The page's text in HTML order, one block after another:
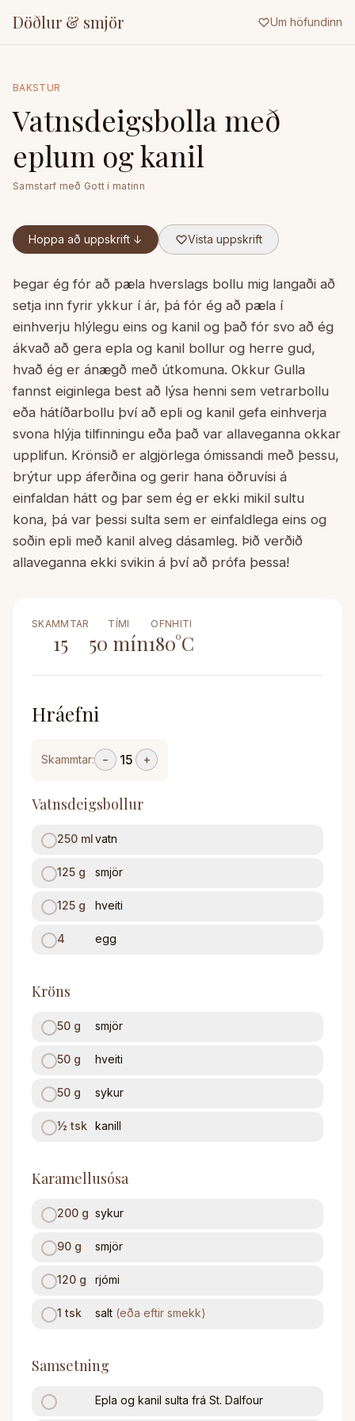
Döðlur & smjör Um höfundinn
BAKSTUR
Vatnsdeigsbolla með
eplum og kanil
Samstarf með Gott í matinn
Hoppa að uppskrift ↓ Vista uppskrift
Þegar ég fór að pæla hverslags bollu mig langaði að
setja inn fyrir ykkur í ár, þá fór ég að pæla í
einhverju hlýlegu eins og kanil og það fór svo að ég
ákvað að gera epla og kanil bollur og herre gud,
hvað ég er ánægð með útkomuna. Okkur Gulla
fannst eiginlega best að lýsa henni sem vetrarbollu
eða hátíðarbollu því að epli og kanil gefa einhverja
svona hlýja tilfinningu eða það var allaveganna okkar
upplifun. Krönsið er algjörlega ómissandi með þessu,
brýtur upp áferðina og gerir hana öðruvísi á
einfaldan hátt og þar sem ég er ekki mikil sultu
kona, þá var þessi sulta sem er einfaldlega eins og
soðin epli með kanil alveg dásamleg. Þið verðið
allaveganna ekki svikin á því að prófa þessa!
SKAMMTAR
15
TÍMI
50 mín
OFNHITI
180°C
Hráefni
Skammtar: − 15 +
Vatnsdeigsbollur
250 mlvatn
125 g smjör
125 g hveiti
4 egg
Kröns
50 g smjör
50 g hveiti
50 g sykur
½ tsk kanill
Karamellusósa
200 g sykur
90 g smjör
120 g rjómi
1 tsk salt (eða eftir smekk)
Samsetning
Epla og kanil sulta frá St. Dalfour